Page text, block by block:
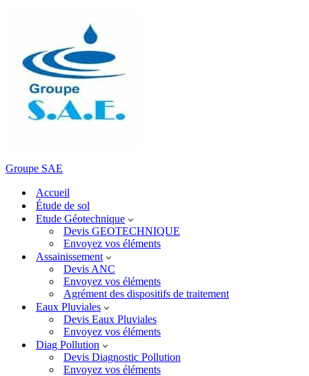
Groupe SAE
Accueil
Étude de sol
Etude Géotechnique
Devis GEOTECHNIQUE
Envoyez vos éléments
Assainissement
Devis ANC
Envoyez vos éléments
Agrément des dispositifs de traitement
Eaux Pluviales
Devis Eaux Pluviales
Envoyez vos éléments
Diag Pollution
Devis Diagnostic Pollution
Envoyez vos éléments